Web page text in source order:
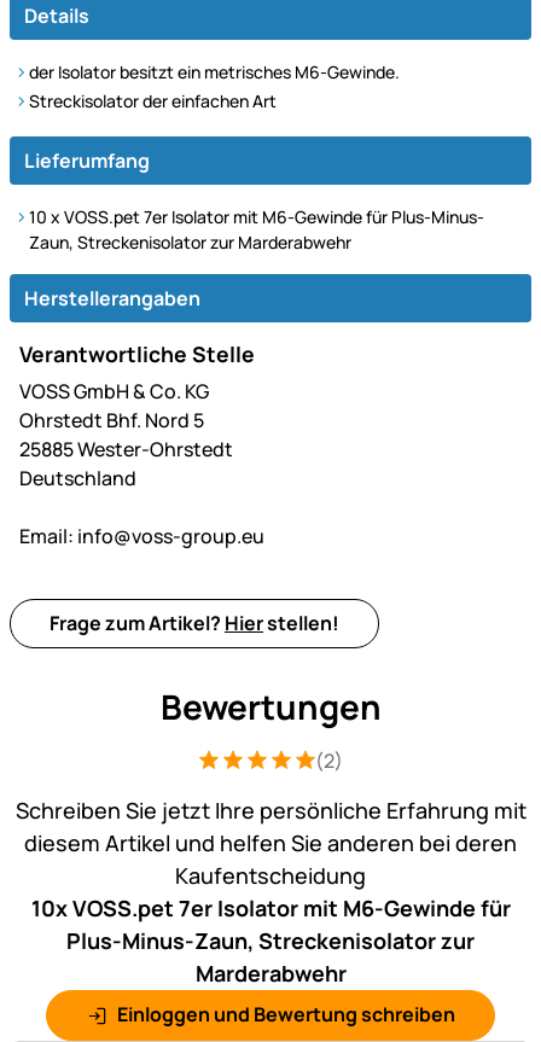
Details
der Isolator besitzt ein metrisches M6-Gewinde.
Streckisolator der einfachen Art
Lieferumfang
10 x VOSS.pet 7er Isolator mit M6-Gewinde für Plus-Minus-
Zaun, Streckenisolator zur Marderabwehr
Herstellerangaben
Verantwortliche Stelle
VOSS GmbH & Co. KG
Ohrstedt Bhf. Nord 5
25885 Wester-Ohrstedt
Deutschland
Email: info@voss-group.eu
Frage zum Artikel? Hierstellen!
Bewertungen
Bewertung: 5 von 5 (2 Bewertungen)
2 Bewertungen
(2)
Schreiben Sie jetzt Ihre persönliche Erfahrung mit
diesem Artikel und helfen Sie anderen bei deren
Kaufentscheidung
10x VOSS.pet 7er Isolator mit M6-Gewinde für
Plus-Minus-Zaun, Streckenisolator zur
Marderabwehr
Einloggen und Bewertung schreiben